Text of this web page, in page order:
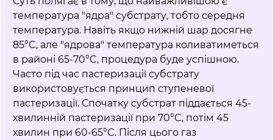
температура "ядра" субстрату, тобто середня
температура. Навіть якщо нижній шар досягне
85°C, але "ядрова" температура коливатиметься
в районі 65-70°C, процедура буде успішною.
Часто під час пастеризації субстрату
використовується принцип ступеневої
пастеризації. Спочатку субстрат піддається 45-
хвилинній пастеризації при 70°C, потім 45
хвилин при 60-65°C. Після цього газ